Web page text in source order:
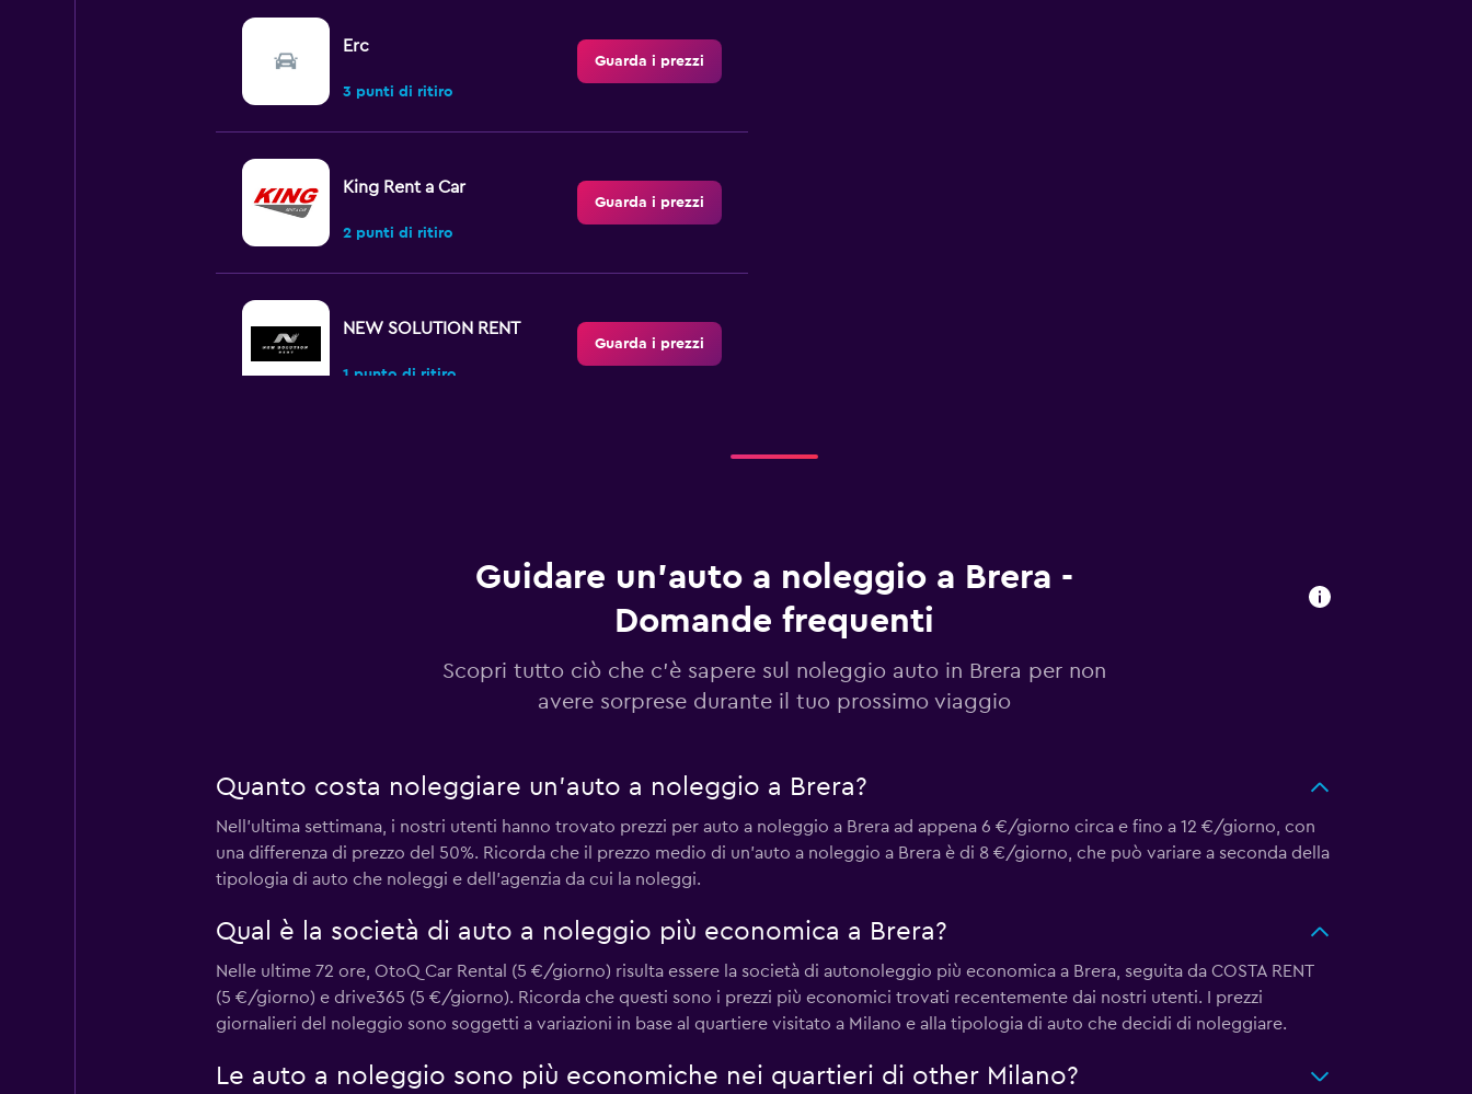
Erc
3 punti di ritiro
Guarda i prezzi
King Rent a Car
2 punti di ritiro
Guarda i prezzi
NEW SOLUTION RENT
1 punto di ritiro
Guarda i prezzi
Guarda i prezzi
Guidare un'auto a noleggio a Brera -
Domande frequenti
Scopri tutto ciò che c'è sapere sul noleggio auto in Brera per non
avere sorprese durante il tuo prossimo viaggio
Quanto costa noleggiare un'auto a noleggio a Brera?
Nell'ultima settimana, i nostri utenti hanno trovato prezzi per auto a noleggio a Brera ad appena 6 €/giorno circa e fino a 12 €/giorno, con
una differenza di prezzo del 50%. Ricorda che il prezzo medio di un'auto a noleggio a Brera è di 8 €/giorno, che può variare a seconda della
tipologia di auto che noleggi e dell'agenzia da cui la noleggi.
Qual è la società di auto a noleggio più economica a Brera?
Nelle ultime 72 ore, OtoQ Car Rental (5 €/giorno) risulta essere la società di autonoleggio più economica a Brera, seguita da COSTA RENT
(5 €/giorno) e drive365 (5 €/giorno). Ricorda che questi sono i prezzi più economici trovati recentemente dai nostri utenti. I prezzi
giornalieri del noleggio sono soggetti a variazioni in base al quartiere visitato a Milano e alla tipologia di auto che decidi di noleggiare.
Le auto a noleggio sono più economiche nei quartieri di other Milano?